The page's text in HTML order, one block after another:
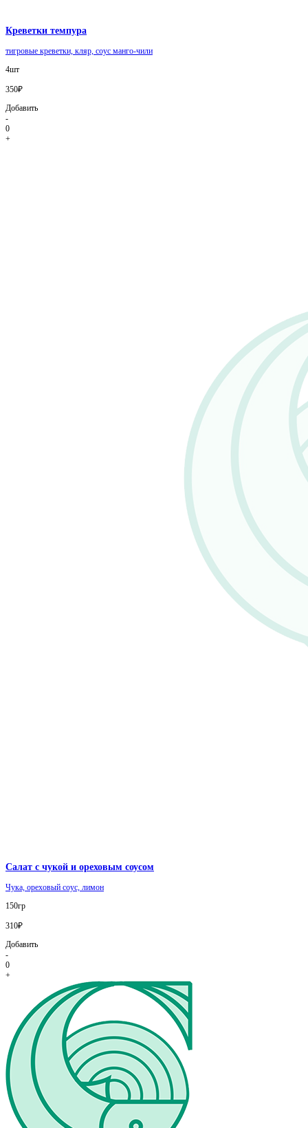
Креветки темпура
тигровые креветки, кляр, соус манго-чили
4шт
350₽
Добавить
-
0
+
Салат с чукой и ореховым соусом
Чука, ореховый соус, лимон
150гр
310₽
Добавить
-
0
+